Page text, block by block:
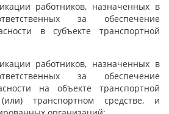
работников, назначенных в
за обеспечение
в субъекте транспортной
работников, назначенных в
за обеспечение
на объекте транспортной
транспортном средстве, и